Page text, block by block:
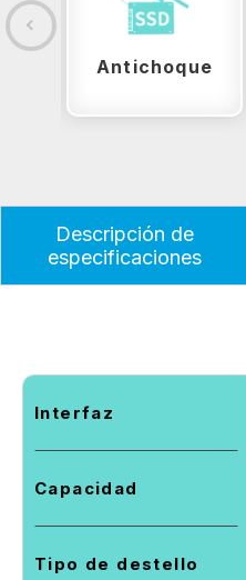
Antichoque
Descripción de
especificaciones
Interfaz
Capacidad
Tipo de destello